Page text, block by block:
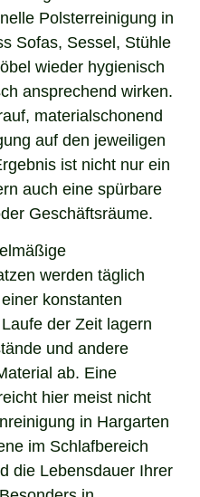
Polsterreinigung in
Sofas, Sessel, Stühle
wieder hygienisch
ansprechend wirken.
materialschonend
auf den jeweiligen
ist nicht nur ein
auch eine spürbare
Geschäftsräume.
werden täglich
konstanten
der Zeit lagern
und andere
ab. Eine
hier meist nicht
in Hargarten
im Schlafbereich
die Lebensdauer Ihrer
in